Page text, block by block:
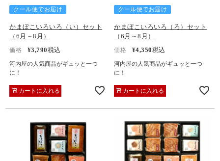
クール便でお届け
かまぼこいろいろ（い）セット
（6月～8月）
価格 ¥3,790税込
河内屋の人気商品がギュッと一つ
に！
カートに入れる
クール便でお届け
かまぼこいろいろ（ろ）セット
（6月～8月）
価格 ¥4,350税込
河内屋の人気商品がギュッと一つ
に！
カートに入れる